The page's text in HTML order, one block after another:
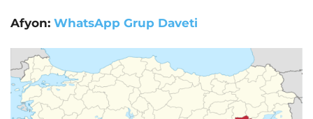
Afyon: WhatsApp Grup Daveti